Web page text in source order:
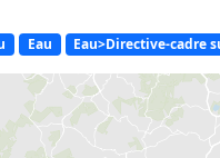
Eau Eau>Directive-cadre